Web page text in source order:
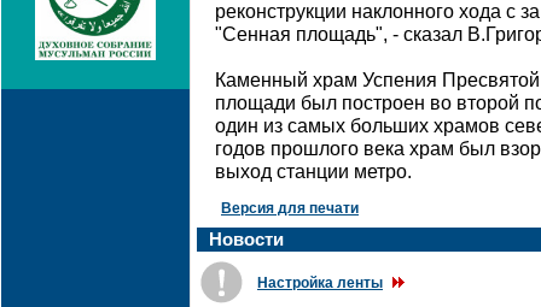
реконструкции наклонного хода с
"Сенная площадь", - сказал
Каменный храм Успения
площади был построен во второй
один из самых больших храмов
годов прошлого века храм был
выход станции метро.
Версия для печати
Новости
Настройка ленты